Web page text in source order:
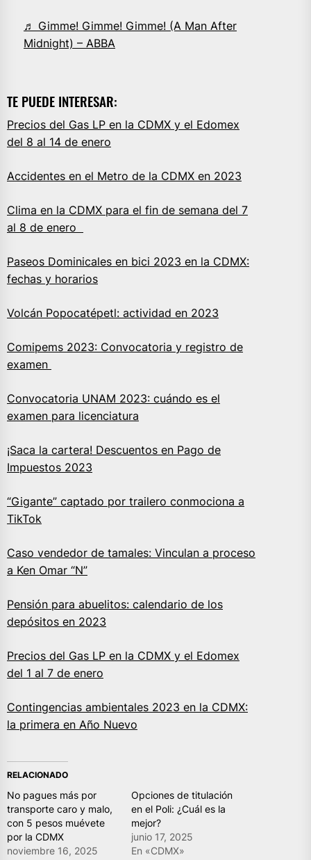
♬ Gimme! Gimme! Gimme! (A Man After
Midnight) – ABBA
TE PUEDE INTERESAR:
Precios del Gas LP en la CDMX y el Edomex
del 8 al 14 de enero
Accidentes en el Metro de la CDMX en 2023
Clima en la CDMX para el fin de semana del 7
al 8 de enero
Paseos Dominicales en bici 2023 en la CDMX:
fechas y horarios
Volcán Popocatépetl: actividad en 2023
Comipems 2023: Convocatoria y registro de
examen
Convocatoria UNAM 2023: cuándo es el
examen para licenciatura
¡Saca la cartera! Descuentos en Pago de
Impuestos 2023
“Gigante” captado por trailero conmociona a
TikTok
Caso vendedor de tamales: Vinculan a proceso
a Ken Omar “N”
Pensión para abuelitos: calendario de los
depósitos en 2023
Precios del Gas LP en la CDMX y el Edomex
del 1 al 7 de enero
Contingencias ambientales 2023 en la CDMX:
la primera en Año Nuevo
RELACIONADO
No pagues más por
transporte caro y malo,
con 5 pesos muévete
por la CDMX
noviembre 16, 2025
Opciones de titulación
en el Poli: ¿Cuál es la
mejor?
junio 17, 2025
En «CDMX»